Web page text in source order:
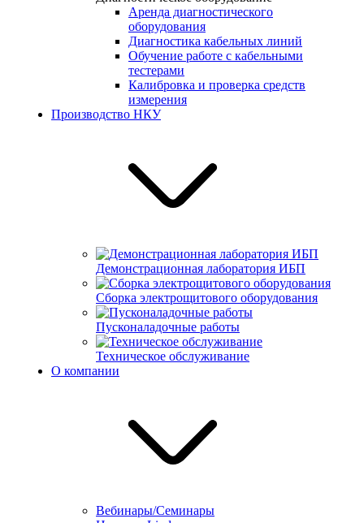
Аренда диагностического
оборудования
Диагностика кабельных линий
Обучение работе с кабельными
тестерами
Калибровка и проверка средств
измерения
Производство НКУ
Демонстрационная лаборатория ИБП
Сборка электрощитового оборудования
Пусконаладочные работы
Техническое обслуживание
О компании
Вебинары/Семинары